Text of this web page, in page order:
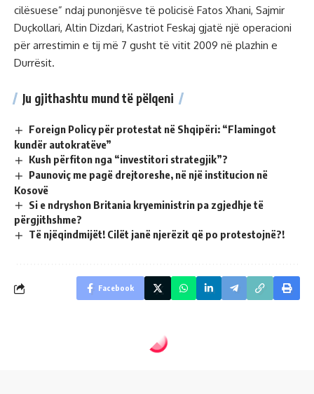
cilësuese” ndaj punonjësve të policisë Fatos Xhani, Sajmir
Duçkollari, Altin Dizdari, Kastriot Feskaj gjatë një operacioni
për arrestimin e tij më 7 gusht të vitit 2009 në plazhin e
Durrësit.
Ju gjithashtu mund të pëlqeni
Foreign Policy për protestat në Shqipëri: “Flamingot
kundër autokratëve”
Kush përfiton nga “investitori strategjik”?
Paunoviç me pagë drejtoreshe, në një institucion në
Kosovë
Si e ndryshon Britania kryeministrin pa zgjedhje të
përgjithshme?
Të njëqindmijët! Cilët janë njerëzit që po protestojnë?!
Facebook